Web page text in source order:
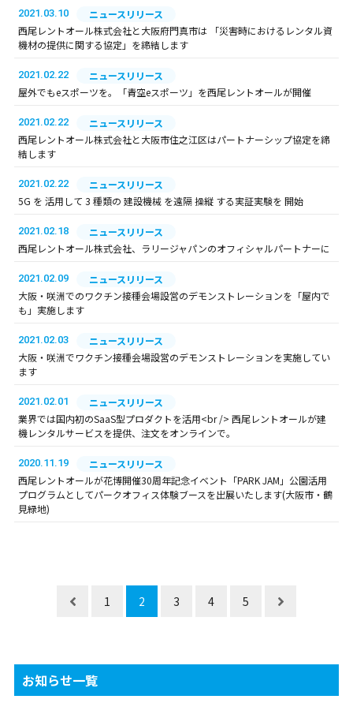
2021.03.10
ニュースリリース
西尾レントオール株式会社と大阪府門真市は 「災害時におけるレンタル資
機材の提供に関する協定」を締結します
2021.02.22
ニュースリリース
屋外でもeスポーツを。「青空eスポーツ」を西尾レントオールが開催
2021.02.22
ニュースリリース
西尾レントオール株式会社と大阪市住之江区はパートナーシップ協定を締
結します
2021.02.22
ニュースリリース
5G を 活用して 3 種類の 建設機械 を遠隔 操縦 する実証実験を 開始
2021.02.18
ニュースリリース
西尾レントオール株式会社、ラリージャパンのオフィシャルパートナーに
2021.02.09
ニュースリリース
大阪・咲洲でのワクチン接種会場設営のデモンストレーションを「屋内で
も」実施します
2021.02.03
ニュースリリース
大阪・咲洲でワクチン接種会場設営のデモンストレーションを実施してい
ます
2021.02.01
ニュースリリース
業界では国内初のSaaS型プロダクトを活用<br /> 西尾レントオールが建
機レンタルサービスを提供、注文をオンラインで。
2020.11.19
ニュースリリース
西尾レントオールが花博開催30周年記念イベント「PARK JAM」公園活用
プログラムとしてパークオフィス体験ブースを出展いたします(大阪市・鶴
見緑地)
1 2 3 4 5
お知らせ一覧